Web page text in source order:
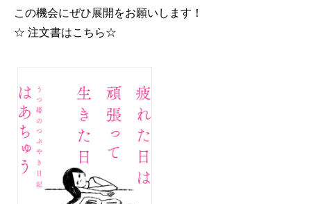
この機会にぜひ展開をお願いします！
☆ 注文書はこちら☆